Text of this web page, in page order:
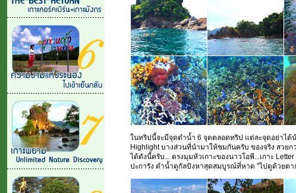
ในทริปนี้จะมีจุดดำน้ำ 6 จุดตลอดทริป แต่ละจุดอย่าได้
Highlight บางส่วนที่นำมาให้ชมกันครับ ของจริง สวยก
ได้ดังนี้ครับ... ตรงมุมหัวเกาะของนาวโอพี...เกาะ
ปะการัง ดำน้ำดูกัลปังหาสุดสมบูรณ์ที่หาด "ไปดูด้วยตา